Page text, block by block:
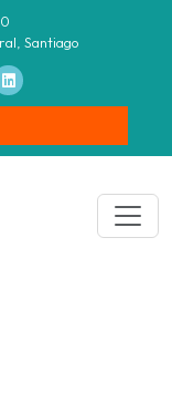
Santiago